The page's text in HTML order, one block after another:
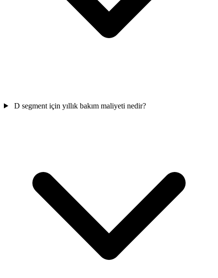
D segment için yıllık bakım maliyeti nedir?